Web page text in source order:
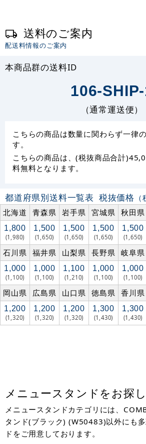
送料のご案内
配送料情報のご案内
本商品群の送料ID
106-
（通常運送便）
こちらの商品は数量に関わらず一律
す。
こちらの商品は、(税抜商品合計
料無料となります。
都道府県別送料一覧表 税抜価格
北海道
青森県 岩手県 宮城県 秋田県
1,800
(1,980)
1,500
(1,650)
1,500
(1,650)
1,500
(1,650)
1,500
(1,650)
石川県 福井県 山梨県 長野県 岐阜県
1,000
(1,100)
1,000
(1,100)
1,100
(1,210)
1,000
(1,100)
1,000
(1,100)
岡山県 広島県 山口県 徳島県 香川県
1,200
(1,320)
1,200
(1,320)
1,200
(1,320)
1,300
(1,430)
1,300
(1,430)
メニュースタンドをお探
メニュースタンドカテゴリには、
タンド(ブラック) (W50483)以外にも
ドをご用意しております。